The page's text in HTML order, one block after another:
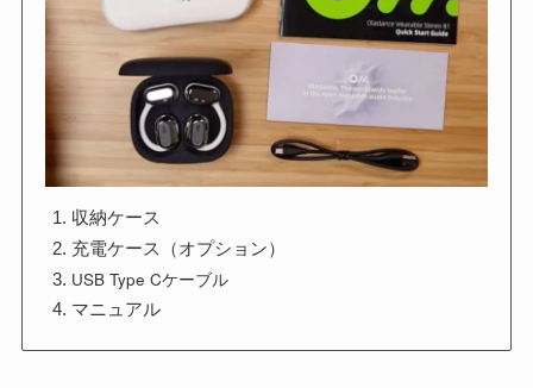
収納ケース
充電ケース（オプション）
USB Type Cケーブル
マニュアル